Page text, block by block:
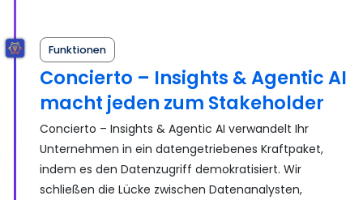
Funktionen
Concierto – Insights & Agentic AI
macht jeden zum Stakeholder
Concierto – Insights & Agentic AI verwandelt Ihr
Unternehmen in ein datengetriebenes Kraftpaket,
indem es den Datenzugriff demokratisiert. Wir
schließen die Lücke zwischen Datenanalysten,